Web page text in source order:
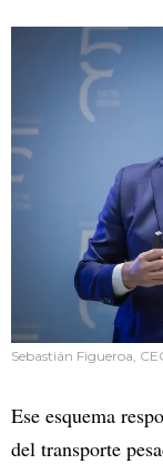
Sebastián Figueroa,
Ese esquema
del transporte